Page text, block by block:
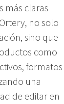
más claras
no solo
sino que
como
formatos
una
de editar en